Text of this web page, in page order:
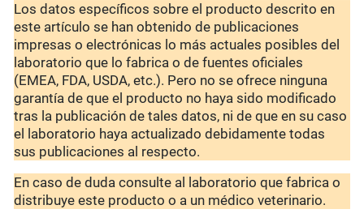
Los datos específicos sobre el producto descrito en
este artículo se han obtenido de publicaciones
impresas o electrónicas lo más actuales posibles del
laboratorio que lo fabrica o de fuentes oficiales
(EMEA, FDA, USDA, etc.). Pero no se ofrece ninguna
garantía de que el producto no haya sido modificado
tras la publicación de tales datos, ni de que en su caso
el laboratorio haya actualizado debidamente todas
sus publicaciones al respecto.
En caso de duda consulte al laboratorio que fabrica o
distribuye este producto o a un médico veterinario.